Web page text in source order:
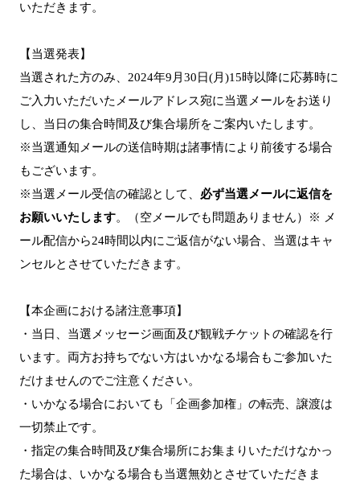
いただきます。
【当選発表】
当選された方のみ、2024年9月30日(月)15時以降に応募時に
ご入力いただいたメールアドレス宛に当選メールをお送り
し、当日の集合時間及び集合場所をご案内いたします。
※当選通知メールの送信時期は諸事情により前後する場合
もございます。
※当選メール受信の確認として、 必ず当選メールに返信を
お願いいたします。（空メールでも問題ありません）※ メ
ール配信から24時間以内にご返信がない場合、当選はキャ
ンセルとさせていただきます。
【本企画における諸注意事項】
・当日、当選メッセージ画面及び観戦チケットの確認を行
います。両方お持ちでない方はいかなる場合もご参加いた
だけませんのでご注意ください。
・いかなる場合においても「企画参加権」の転売、譲渡は
一切禁止です。
・指定の集合時間及び集合場所にお集まりいただけなかっ
た場合は、いかなる場合も当選無効とさせていただきま